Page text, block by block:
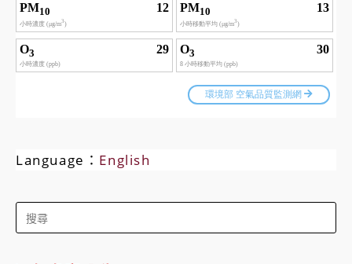
Language： English
Search
for: